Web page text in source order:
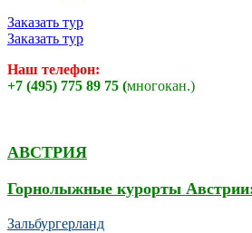
Заказать тур
Заказать тур
Наш телефон:
+7 (495) 775 89 75 (многокан.)
АВСТРИЯ
Горнолыжные курорты
Зальбургерланд